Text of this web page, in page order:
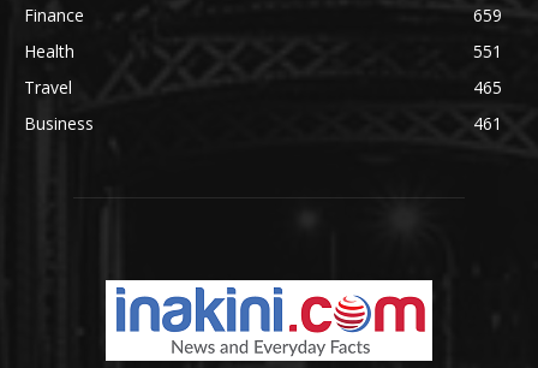
Finance
659
Health
551
Travel
465
Business
461